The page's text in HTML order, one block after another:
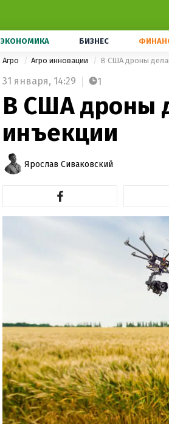
ЭКОНОМИКА БИЗНЕС
Агро Агро инновации В США дроны
31 января, 14:29 1
В США дроны
инъекции
Ярослав Сиваковский